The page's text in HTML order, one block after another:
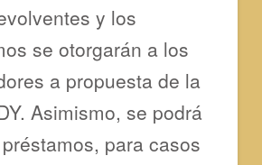
y los
se otorgarán a los
a propuesta de la
Asimismo, se podrá
para casos